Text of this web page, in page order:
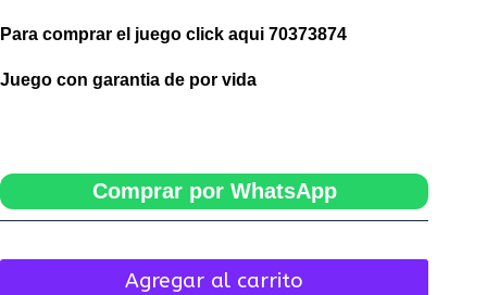
Para comprar el juego click aqui 70373874
Juego con garantia de por vida
Comprar por WhatsApp
Agregar al carrito